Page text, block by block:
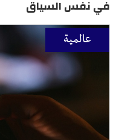
في نفس السياق
عالمية